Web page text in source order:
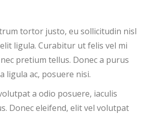
tortor justo, eu sollicitudin nisl
ligula. Curabitur ut felis vel mi
pretium tellus. Donec a purus
ligula ac, posuere nisi.
a odio posuere, iaculis
Donec eleifend, elit vel volutpat